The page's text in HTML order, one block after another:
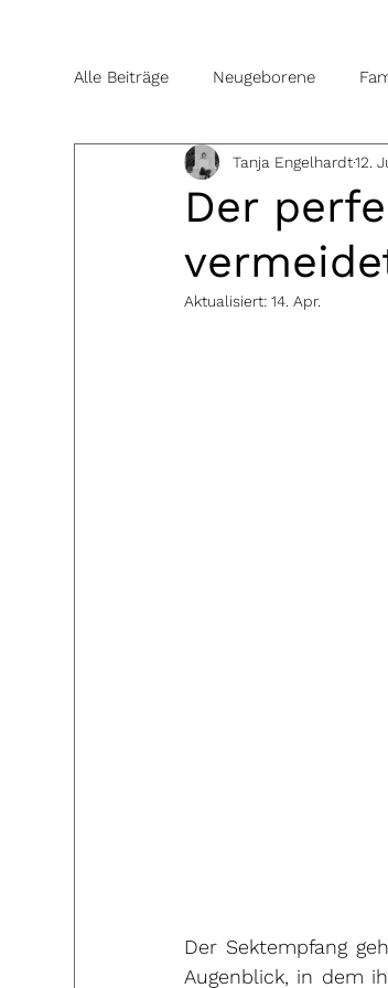
Alle Beiträge Neugeborene
Der
Tanja Engelhardt12.
Aktualisiert:14. Apr.
Der Sektempfang
Augenblick, in dem